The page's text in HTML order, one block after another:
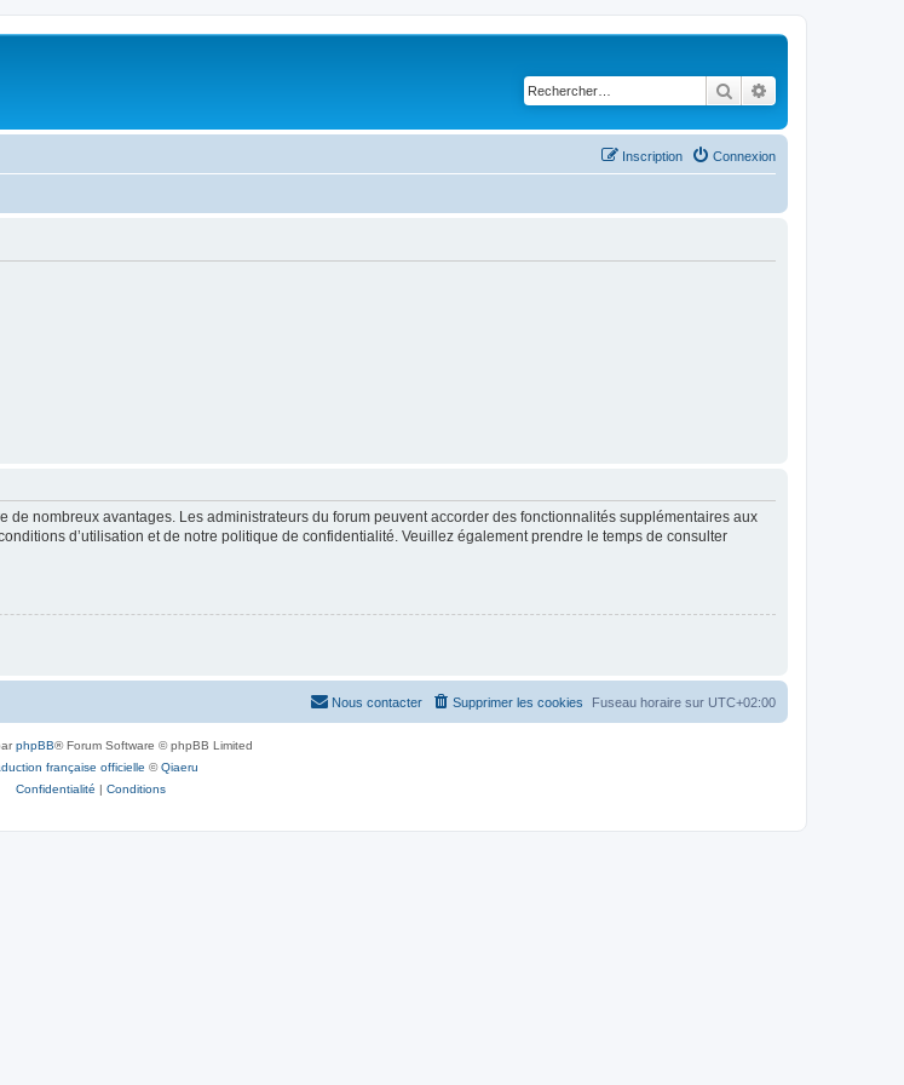
Rechercher
Connexion
Inscription
de nombreux avantages. Les administrateurs du forum peuvent accorder des fonctionnalités supplémentaires aux
d’utilisation et de notre politique de confidentialité. Veuillez également prendre le temps de consulter
Fuseau horaire sur UTC+02:00
Supprimer les cookies
Nous contacter
phpBB® Forum Software © phpBB Limited
française officielle ©Qiaeru
Confidentialité | Conditions